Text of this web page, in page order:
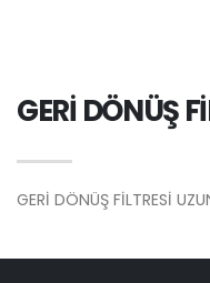
GERİ DÖNÜŞ
GERİ DÖNÜŞ FİLTRESİ